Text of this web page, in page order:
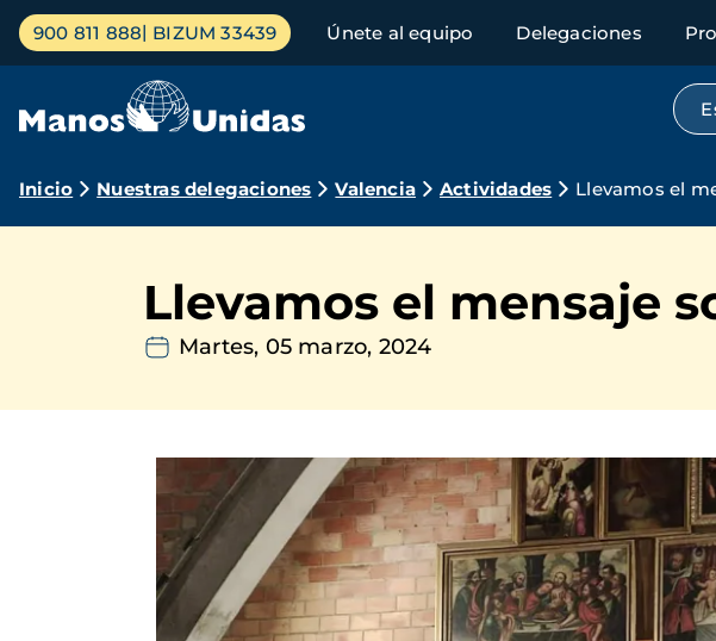
Pasar
contenido
Menú
principal
900 811 888 BIZUM 33439 Únete al equipo Delegaciones
Ruta
navegación
Inicio Nuestras delegaciones Valencia Actividades Llevamos el
Llevamos el mensaje
Martes, 05 marzo, 2024